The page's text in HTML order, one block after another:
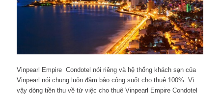
Vinpearl Empire Condotel nói riêng và hệ thống khách sạn của
Vinpearl nói chung luôn đảm bảo công suốt cho thuê 100%. Vì
vậy dòng tiền thu về từ việc cho thuê Vinpearl Empire Condotel